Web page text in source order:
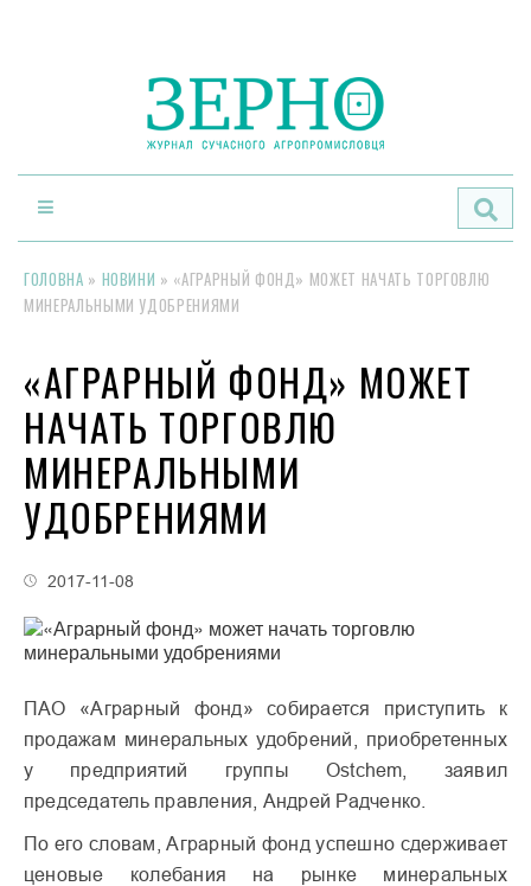
ГОЛОВНА » НОВИНИ » «АГРАРНЫЙ ФОНД» МОЖЕТ НАЧАТЬ ТОРГОВЛЮ
МИНЕРАЛЬНЫМИ УДОБРЕНИЯМИ
«АГРАРНЫЙ ФОНД» МОЖЕТ
НАЧАТЬ ТОРГОВЛЮ
МИНЕРАЛЬНЫМИ
УДОБРЕНИЯМИ
2017-11-08
ПАО «Аграрный фонд» собирается приступить к
продажам минеральных удобрений, приобретенных
у предприятий группы Ostchem, заявил
председатель правления, Андрей Радченко.
По его словам, Аграрный фонд успешно сдерживает
ценовые колебания на рынке минеральных